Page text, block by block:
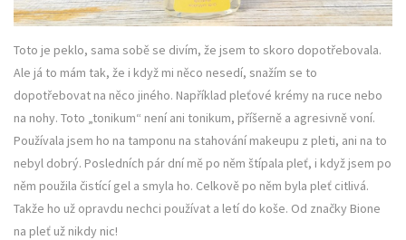
Toto je peklo, sama sobě se divím, že jsem to skoro dopotřebovala.
Ale já to mám tak, že i když mi něco nesedí, snažím se to
dopotřebovat na něco jiného. Například pleťové krémy na ruce nebo
na nohy. Toto „tonikum“ není ani tonikum, příšerně a agresivně voní.
Používala jsem ho na tamponu na stahování makeupu z pleti, ani na to
nebyl dobrý. Posledních pár dní mě po něm štípala pleť, i když jsem po
něm použila čistící gel a smyla ho. Celkově po něm byla pleť citlivá.
Takže ho už opravdu nechci používat a letí do koše. Od značky Bione
na pleť už nikdy nic!